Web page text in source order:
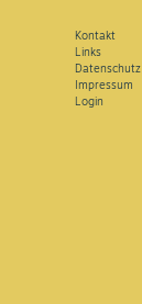
Kontakt
Links
Datenschutz
Impressum
Login